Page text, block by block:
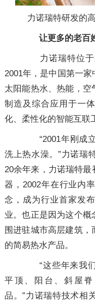
力诺瑞特研发的
让更多的老百
力诺瑞特位于
2001年，是中国第一
太阳能热水、热能，空
制造及综合应用于一
化、柔性化的智能互联
“2001年刚成立
洗上热水澡。”力诺瑞
20余年来，力诺瑞特
器，2002年在行业内
念，成为行业首家发
业。也正是因为这个
围进驻城市高层建筑
的简易热水产品。
“这些年来我们
平顶、阳台、斜屋
品。”力诺瑞特技术相